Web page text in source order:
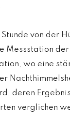
Stunde von der
Messstation
wo eine
deren
verglichen